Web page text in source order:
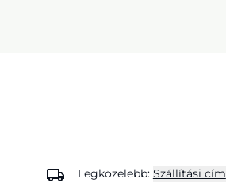
Legközelebb: Szállítási cím